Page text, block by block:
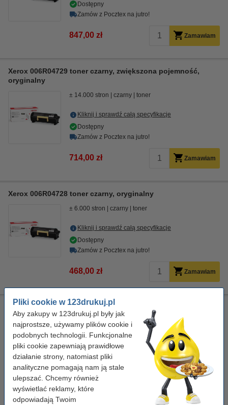
Pliki cookie w 123drukuj.pl
Aby zakupy w 123drukuj.pl były jak
najprostsze, używamy plików cookie i
podobnych technologii. Funkcjonalne
pliki cookie zapewniają prawidłowe
działanie strony, natomiast pliki
analityczne pomagają nam ją stale
ulepszać. Chcemy również
wyświetlać reklamy, które
odpowiadają Twoim
Dostępny
Zamów z Pocztex na jutro!
847,00 zł Zamawiam
Xerox 006R04729 toner czarny, zwiększona pojemność,
oryginalny
± 14.000 stron czarny toner
Kliknij i sprawdź całą specyfikacje
Dostępny
Zamów z Pocztex na jutro!
714,00 zł Zamawiam
Xerox 006R04728 toner czarny, oryginalny
± 6.000 stron czarny toner
Kliknij i sprawdź całą specyfikacje
Dostępny
Zamów z Pocztex na jutro!
468,00 zł Zamawiam
Ściereczka do czyszczenia drukarki laserowej
ściereczka do czyszczenia 43 x 32 cm
żółty
999058
Kliknij i sprawdź całą specyfikacje
Dostępny
Zamów z Pocztex na jutro!
7,50 zł Zamawiam